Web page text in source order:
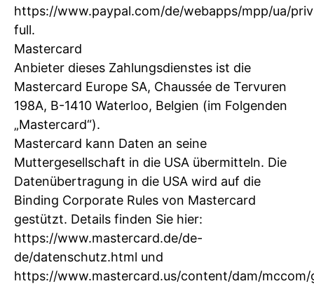
https://www.paypal.com/de/webapps/mpp/ua/
full.
Mastercard
Anbieter dieses Zahlungsdienstes ist die
Mastercard Europe SA, Chaussée de Tervuren
198A, B-1410 Waterloo, Belgien (im Folgenden
„Mastercard“).
Mastercard kann Daten an seine
Muttergesellschaft in die USA übermitteln. Die
Datenübertragung in die USA wird auf die
Binding Corporate Rules von Mastercard
gestützt. Details finden Sie hier:
https://www.mastercard.de/de-
de/datenschutz.html und
https://www.mastercard.us/content/dam/